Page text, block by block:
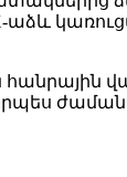
որպես